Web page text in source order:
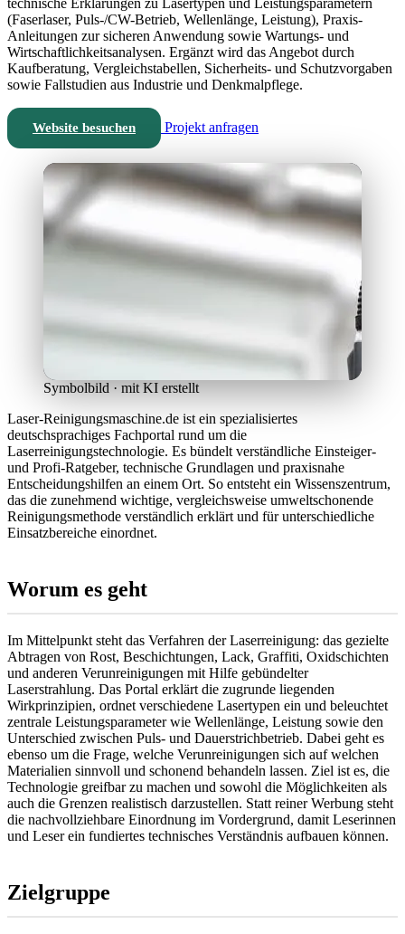
(Faserlaser, Puls-/CW-Betrieb, Wellenlänge, Leistung), Praxis-
Anleitungen zur sicheren Anwendung sowie Wartungs- und
Wirtschaftlichkeitsanalysen. Ergänzt wird das Angebot durch
Kaufberatung, Vergleichstabellen, Sicherheits- und Schutzvorgaben
sowie Fallstudien aus Industrie und Denkmalpflege.
Website besuchen Projekt anfragen
Symbolbild · mit KI erstellt
Laser-Reinigungsmaschine.de ist ein spezialisiertes
deutschsprachiges Fachportal rund um die
Laserreinigungstechnologie. Es bündelt verständliche Einsteiger-
und Profi-Ratgeber, technische Grundlagen und praxisnahe
Entscheidungshilfen an einem Ort. So entsteht ein Wissenszentrum,
das die zunehmend wichtige, vergleichsweise umweltschonende
Reinigungsmethode verständlich erklärt und für unterschiedliche
Einsatzbereiche einordnet.
Worum es geht
Im Mittelpunkt steht das Verfahren der Laserreinigung: das gezielte
Abtragen von Rost, Beschichtungen, Lack, Graffiti, Oxidschichten
und anderen Verunreinigungen mit Hilfe gebündelter
Laserstrahlung. Das Portal erklärt die zugrunde liegenden
Wirkprinzipien, ordnet verschiedene Lasertypen ein und beleuchtet
zentrale Leistungsparameter wie Wellenlänge, Leistung sowie den
Unterschied zwischen Puls- und Dauerstrichbetrieb. Dabei geht es
ebenso um die Frage, welche Verunreinigungen sich auf welchen
Materialien sinnvoll und schonend behandeln lassen. Ziel ist es, die
Technologie greifbar zu machen und sowohl die Möglichkeiten als
auch die Grenzen realistisch darzustellen. Statt reiner Werbung steht
die nachvollziehbare Einordnung im Vordergrund, damit Leserinnen
und Leser ein fundiertes technisches Verständnis aufbauen können.
Zielgruppe